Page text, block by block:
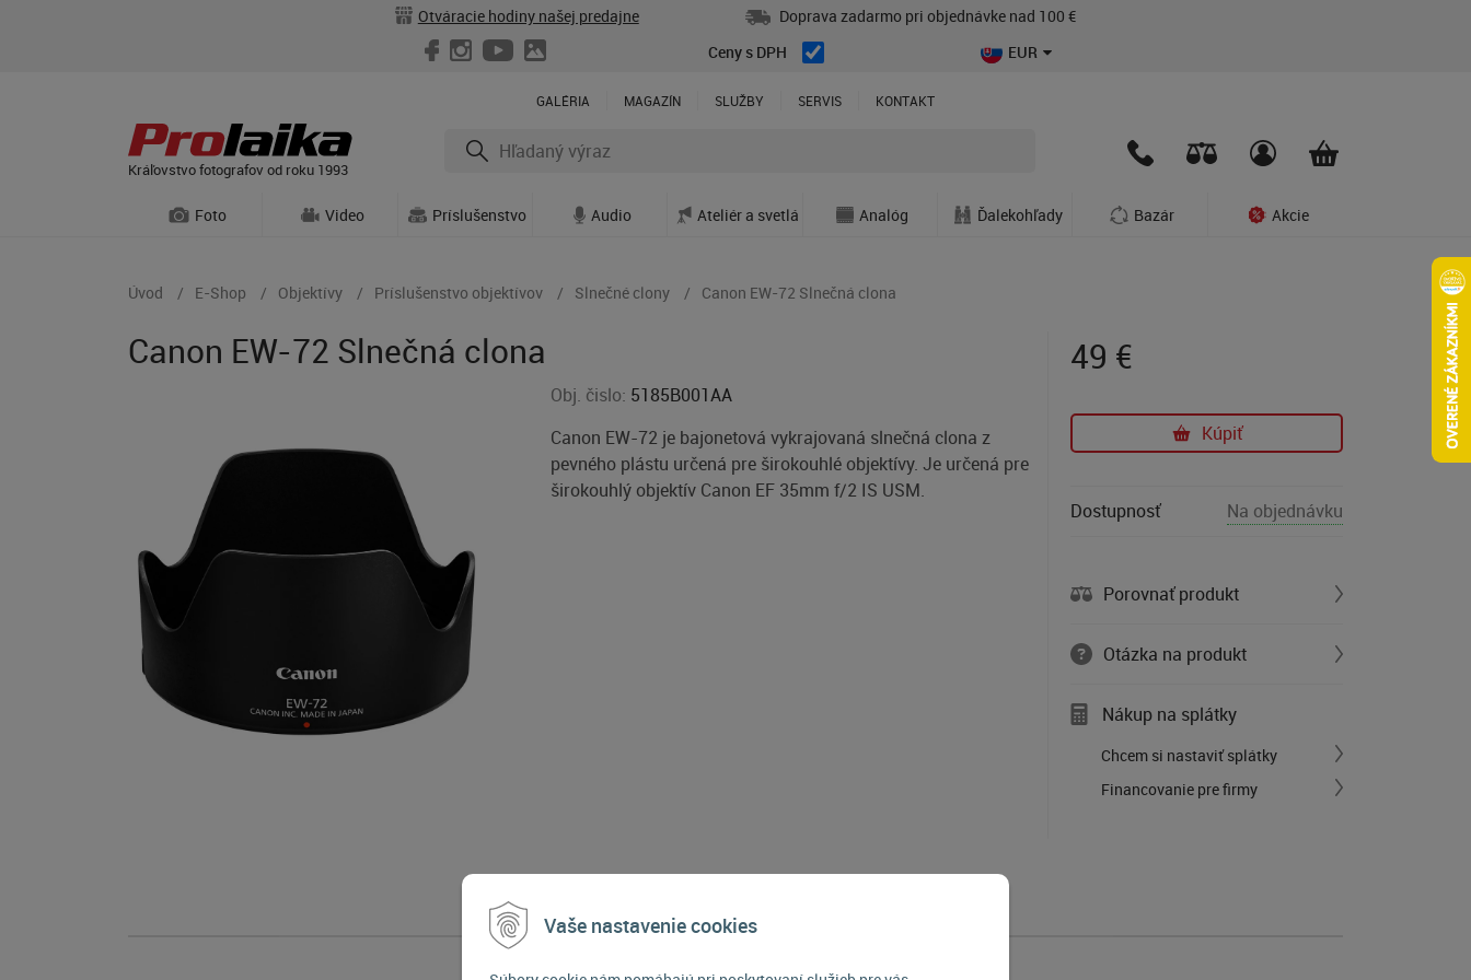
Vaše nastavenie cookies
Otváracie hodiny našej predajne
Doprava zadarmo pri objednávke nad 100 €
Ceny s DPH
EUR
GALÉRIA MAGAZÍN SLUŽBY SERVIS KONTAKT
Kráľovstvo fotografov od roku 1993
Foto Video Príslušenstvo Audio Ateliér a svetlá Analóg Ďalekohľady Bazár Akcie
Úvod E-Shop Objektívy Príslušenstvo objektívov Slnečné clony Canon EW-72 Slnečná clona
Canon EW-72 Slnečná clona
Obj. čislo: 5185B001AA
Canon EW-72 je bajonetová vykrajovaná slnečná clona z
pevného plástu určená pre širokouhlé objektívy. Je určená pre
širokouhlý objektív Canon EF 35mm f/2 IS USM.
49 €
Kúpiť
Dostupnosť Na objednávku
Porovnať produkt
Otázka na produkt
Nákup na splátky
Chcem si nastaviť splátky
Financovanie pre firmy
POPIS PRODUKTU